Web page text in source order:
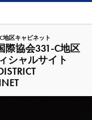
地区キャビネット
際協会331-C地区
シャルサイト